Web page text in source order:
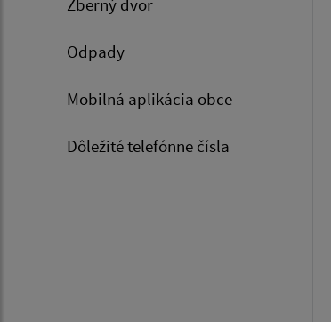
Zberný dvor
Odpady
Mobilná aplikácia obce
Dôležité telefónne čísla